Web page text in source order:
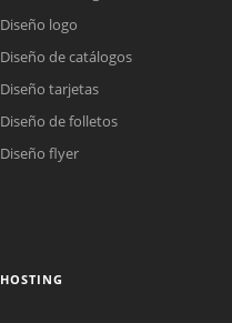
Diseño logo
Diseño de catálogos
Diseño tarjetas
Diseño de folletos
Diseño flyer
HOSTING